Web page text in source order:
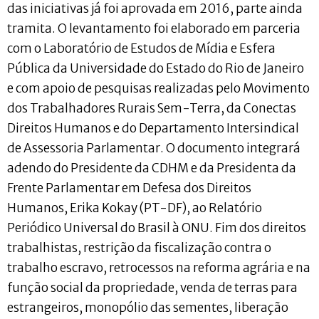
das iniciativas já foi aprovada em 2016, parte ainda
tramita. O levantamento foi elaborado em parceria
com o Laboratório de Estudos de Mídia e Esfera
Pública da Universidade do Estado do Rio de Janeiro
e com apoio de pesquisas realizadas pelo Movimento
dos Trabalhadores Rurais Sem-Terra, da Conectas
Direitos Humanos e do Departamento Intersindical
de Assessoria Parlamentar. O documento integrará
adendo do Presidente da CDHM e da Presidenta da
Frente Parlamentar em Defesa dos Direitos
Humanos, Erika Kokay (PT-DF), ao Relatório
Periódico Universal do Brasil à ONU. Fim dos direitos
trabalhistas, restrição da fiscalização contra o
trabalho escravo, retrocessos na reforma agrária e na
função social da propriedade, venda de terras para
estrangeiros, monopólio das sementes, liberação